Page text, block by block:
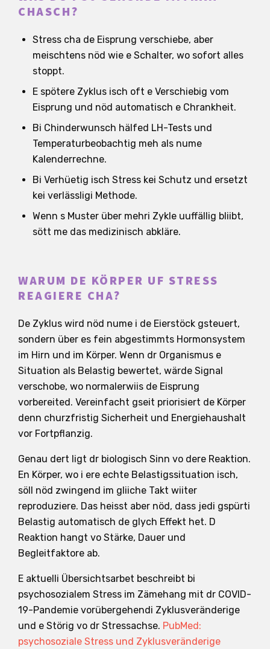
CHASCH?
Stress cha de Eisprung verschiebe, aber
meischtens nöd wie e Schalter, wo sofort alles
stoppt.
E spötere Zyklus isch oft e Verschiebig vom
Eisprung und nöd automatisch e Chrankheit.
Bi Chinderwunsch hälfed LH-Tests und
Temperaturbeobachtig meh als nume
Kalenderrechne.
Bi Verhüetig isch Stress kei Schutz und ersetzt
kei verlässligi Methode.
Wenn s Muster über mehri Zykle uuffällig bliibt,
sött me das medizinisch abkläre.
WARUM DE KÖRPER UF STRESS
REAGIERE CHA?
De Zyklus wird nöd nume i de Eierstöck gsteuert,
sondern über es fein abgestimmts Hormonsystem
im Hirn und im Körper. Wenn dr Organismus e
Situation als Belastig bewertet, wärde Signal
verschobe, wo normalerwiis de Eisprung
vorbereited. Vereinfacht gseit priorisiert de Körper
denn churzfristig Sicherheit und Energiehaushalt
vor Fortpflanzig.
Genau dert ligt dr biologisch Sinn vo dere Reaktion.
En Körper, wo i ere echte Belastigssituation isch,
söll nöd zwingend im gliiche Takt wiiter
reproduziere. Das heisst aber nöd, dass jedi gspürti
Belastig automatisch de glych Effekt het. D
Reaktion hangt vo Stärke, Dauer und
Begleitfaktore ab.
E aktuelli Übersichtsarbet beschreibt bi
psychosozialem Stress im Zämehang mit dr COVID-
19-Pandemie vorübergehendi Zyklusveränderige
und e Störig vo dr Stressachse. PubMed:
psychosoziale Stress und Zyklusveränderige